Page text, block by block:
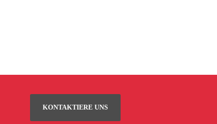
KONTAKTIERE UNS